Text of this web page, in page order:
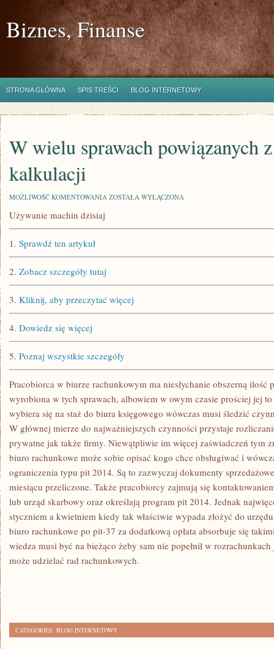
Biznes, Finanse
STRONA GŁÓWNA SPIS TREŚCI BLOG INTERNETOWY
W wielu sprawach powiązanych
kalkulacji
MOŻLIWOŚĆ KOMENTOWANIA W
ZOSTAŁA WYŁĄCZONA
Używanie machin dzisiaj
1. Sprawdź ten artykuł
2. Zobacz szczegóły tutaj
3. Kliknij, aby przeczytać więcej
4. Dowiedz się więcej
5. Poznaj wszystkie szczegóły
Pracobiorca w biurze rachunkowym ma niesłychanie obszerną ilość
wyrobiona w tych sprawach, albowiem w owym czasie prościej jej
wybiera się na staż do biura księgowego wówczas musi śledzić
W głównej mierze do najważniejszych czynności przystaje
prywatne jak także firmy. Niewątpliwie im więcej zaświadczeń tym
biuro rachunkowe może sobie opisać kogo chce obsługiwać i
ograniczenia typu pit 2014. Są to zazwyczaj dokumenty
miesiącu przeliczone. Także pracobiorcy zajmują się
lub urząd skarbowy oraz określają program pit 2014. Jednak
styczniem a kwietniem kiedy tak właściwie wypada złożyć do
biuro rachunkowe po pit-37 za dodatkową opłata absorbuje się
wiedza musi być na bieżąco żeby sam nie popełnił w
może udzielać rad rachunkowych.
CATEGORIES: BLOG INTERNETOWY